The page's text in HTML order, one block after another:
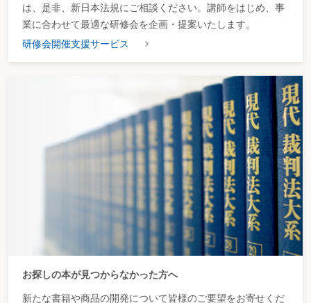
は、是非、新日本法規にご相談ください。講師をはじめ、事
業に合わせて最適な研修会を企画・提案いたします。
研修会開催支援サービス
お探しの本が見つからなかった方へ
新たな書籍や商品の開発について皆様のご要望をお寄せくだ